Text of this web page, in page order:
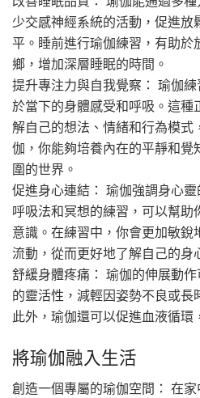
少交感神經系統的活動，促進
平。睡前進行瑜伽練習，有助於
鄉，增加深層睡眠的時間。
提升專注力與自我覺察： 瑜伽
於當下的身體感受和呼吸。這種
解自己的想法、情緒和行為模式
伽，你能夠培養內在的平靜和覺
圍的世界。
促進身心連結： 瑜伽強調身心
呼吸法和冥想的練習，可以幫
意識。在練習中，你會更加敏
流動，從而更好地了解自己的身
舒緩身體疼痛： 瑜伽的伸展動
的靈活性，減輕因姿勢不良或長
此外，瑜伽還可以促進血液循環
將瑜伽融入生活
創造一個專屬的瑜伽空間： 在